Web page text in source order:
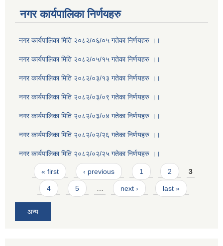
नगर कार्यपालिका निर्णयहरु
नगर कार्यपालिका मिति २०८२/०६/०५ गतेका निर्णयहरु ।।
नगर कार्यपालिका मिति २०८२/०५/१५ गतेका निर्णयहरु ।।
नगर कार्यपालिका मिति २०८२/०३/१३ गतेका निर्णयहरु ।।
नगर कार्यपालिका मिति २०८२/०३/०९ गतेका निर्णयहरु ।।
नगर कार्यपालिका मिति २०८२/०३/०४ गतेका निर्णयहरु ।।
नगर कार्यपालिका मिति २०८२/०२/२६ गतेका निर्णयहरु ।।
नगर कार्यपालिका मिति २०८२/०२/२५ गतेका निर्णयहरु ।।
Pages
« first ‹ previous 1 2 3
4 5 … next › last »
अन्य